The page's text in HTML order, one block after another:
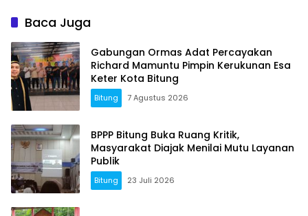
Baca Juga
Gabungan Ormas Adat Percayakan
Richard Mamuntu Pimpin Kerukunan Esa
Keter Kota Bitung
Bitung 7 Agustus 2026
BPPP Bitung Buka Ruang Kritik,
Masyarakat Diajak Menilai Mutu Layanan
Publik
Bitung 23 Juli 2026